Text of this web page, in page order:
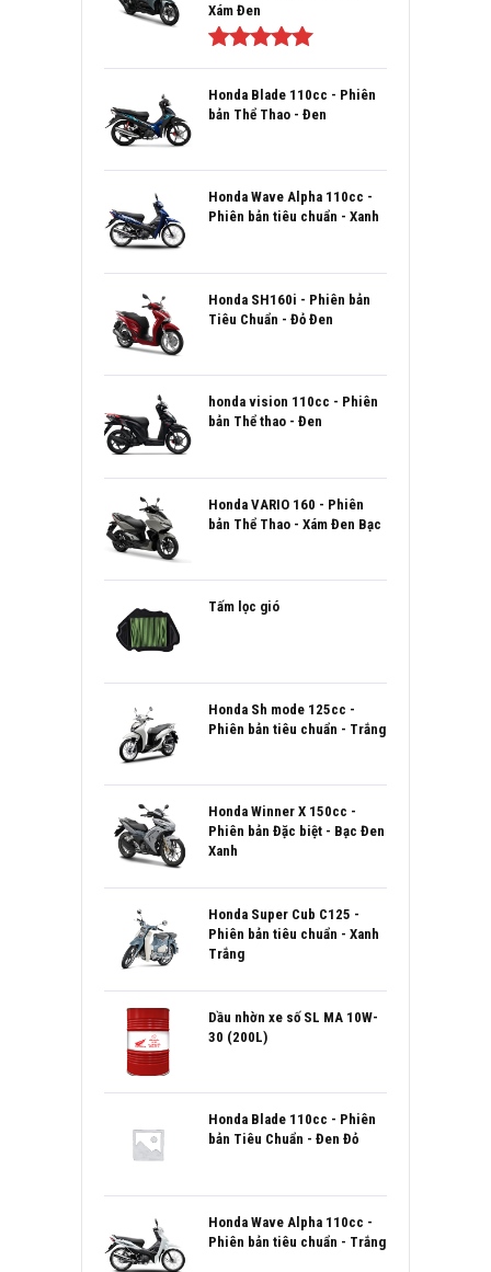
Xám Đen
Được xếp
hạng 5.00
sao
Honda Blade 110cc - Phiên
bản Thể Thao - Đen
Honda Wave Alpha 110cc -
Phiên bản tiêu chuẩn - Xanh
Honda SH160i - Phiên bản
Tiêu Chuẩn - Đỏ Đen
honda vision 110cc - Phiên
bản Thể thao - Đen
Honda VARIO 160 - Phiên
bản Thể Thao - Xám Đen Bạc
Tấm lọc gió
Honda Sh mode 125cc -
Phiên bản tiêu chuẩn - Trắng
Honda Winner X 150cc -
Phiên bản Đặc biệt - Bạc Đen
Xanh
Honda Super Cub C125 -
Phiên bản tiêu chuẩn - Xanh
Trắng
Dầu nhờn xe số SL MA 10W-
30 (200L)
Honda Blade 110cc - Phiên
bản Tiêu Chuẩn - Đen Đỏ
Honda Wave Alpha 110cc -
Phiên bản tiêu chuẩn - Trắng